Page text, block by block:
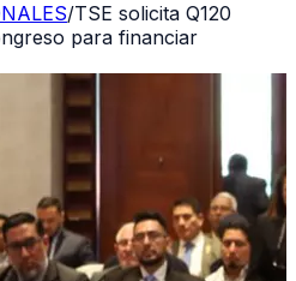
/TSE solicita Q120
para financiar